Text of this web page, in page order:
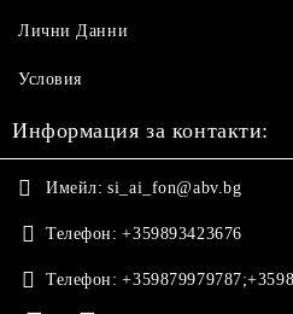
Лични Данни
Условия
Информация за контакти:
Имейл: si_ai_fon@abv.bg
Телефон: +359893423676
Телефон: